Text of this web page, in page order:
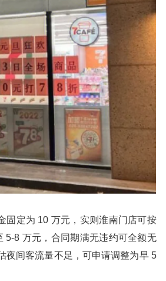
固定为 10 万元，实则淮南门店可按
5-8 万元，合同期满无违约可全额无
夜间客流量不足，可申请调整为早 5